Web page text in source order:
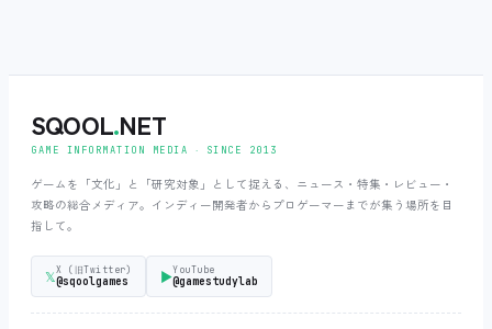
SQOOL.NET
GAME INFORMATION MEDIA ‧ SINCE 2013
ゲームを「文化」と「研究対象」として捉える、ニュース・特集・レビュー・
攻略の総合メディア。インディー開発者からプロゲーマーまでが集う場所を目
指して。
𝕏X (旧Twitter)
@sqoolgames ▶YouTube
@gamestudylab